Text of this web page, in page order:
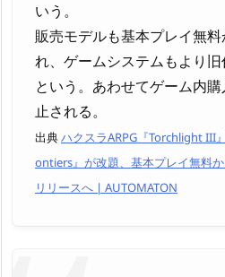
いう。
販売モデルも基本プレイ無
れ、ゲームシステムもより
という。あわせてゲーム内
止される。
出典ハクスラARPG『Torchlight III
ontiers』が改題、基本プレイ無料
リリースへ | AUTOMATON